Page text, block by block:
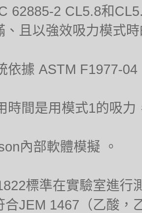
62885-2 CL5.8和
、且以強效吸力模式
依據 ASTM F1977-
時間是用模式1的吸
內部軟體模擬 。
標準在實驗室進行
合JEM 1467（乙酸，